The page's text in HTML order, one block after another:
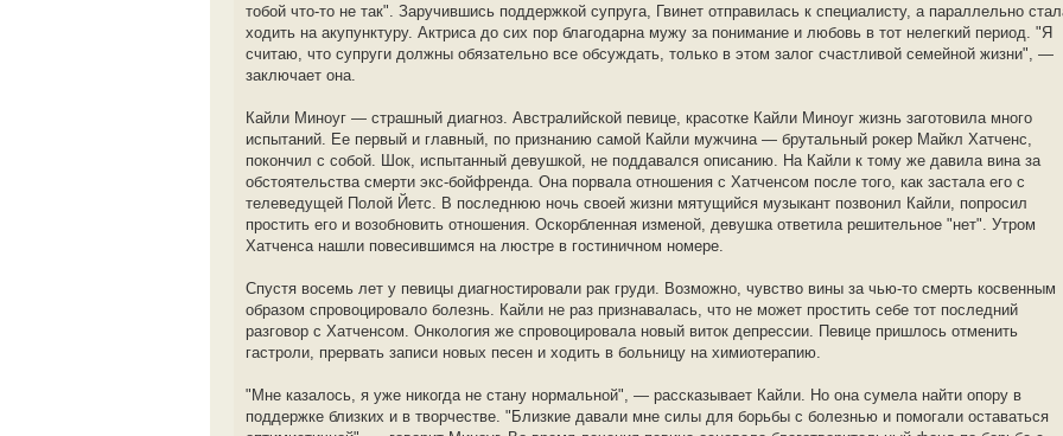
тобой что-то не так". Заручившись поддержкой супруга, Гвинет отправилась к специалисту, а параллельно
ходить на акупунктуру. Актриса до сих пор благодарна мужу за понимание и любовь в тот нелегкий период. "Я
считаю, что супруги должны обязательно все обсуждать, только в этом залог счастливой семейной жизни", —
заключает она.
Кайли Миноуг — страшный диагноз. Австралийской певице, красотке Кайли Миноуг жизнь заготовила много
испытаний. Ее первый и главный, по признанию самой Кайли мужчина — брутальный рокер Майкл Хатченс,
покончил с собой. Шок, испытанный девушкой, не поддавался описанию. На Кайли к тому же давила вина за
обстоятельства смерти экс-бойфренда. Она порвала отношения с Хатченсом после того, как застала его с
телеведущей Полой Йетс. В последнюю ночь своей жизни мятущийся музыкант позвонил Кайли, попросил
простить его и возобновить отношения. Оскорбленная изменой, девушка ответила решительное "нет". Утром
Хатченса нашли повесившимся на люстре в гостиничном номере.
Спустя восемь лет у певицы диагностировали рак груди. Возможно, чувство вины за чью-то смерть косвенным
образом спровоцировало болезнь. Кайли не раз признавалась, что не может простить себе тот последний
разговор с Хатченсом. Онкология же спровоцировала новый виток депрессии. Певице пришлось отменить
гастроли, прервать записи новых песен и ходить в больницу на химиотерапию.
"Мне казалось, я уже никогда не стану нормальной", — рассказывает Кайли. Но она сумела найти опору в
поддержке близких и в творчестве. "Близкие давали мне силы для борьбы с болезнью и помогали оставаться